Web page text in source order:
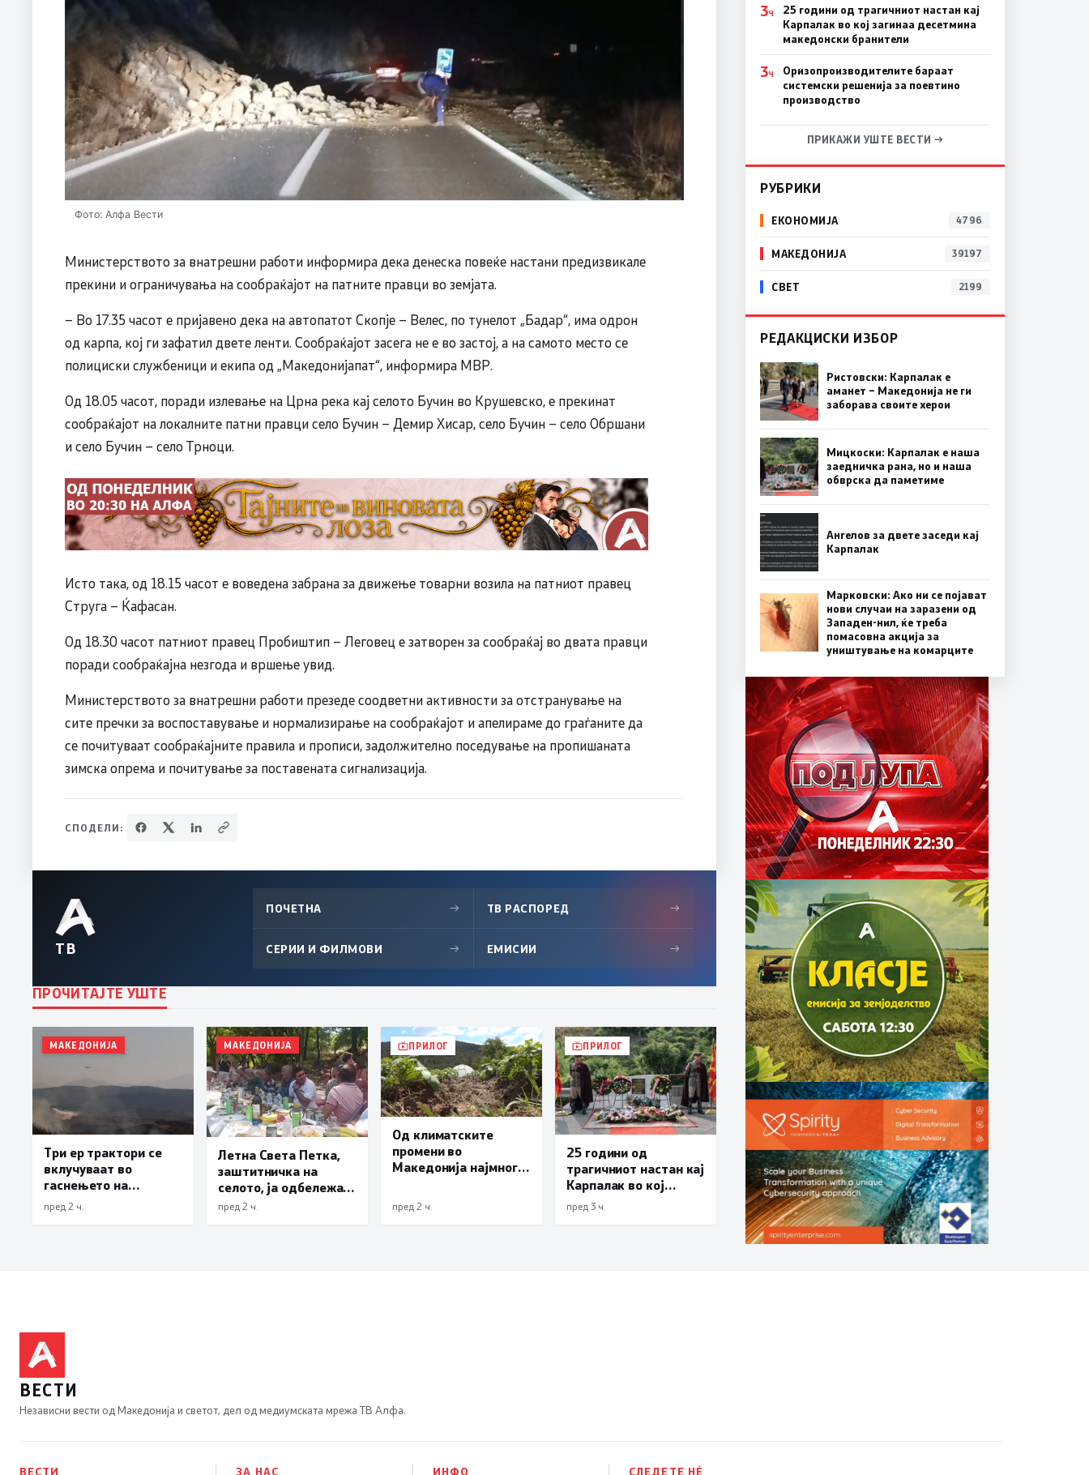
Фото: Алфа Вести
Министерството за внатрешни работи информира дека денеска повеќе настани предизвикале
прекини и ограничувања на сообраќајот на патните правци во земјата.
– Во 17.35 часот е пријавено дека на автопатот Скопје – Велес, по тунелот „Бадар“, има одрон
од карпа, кој ги зафатил двете ленти. Сообраќајот засега не е во застој, а на самото место се
полициски службеници и екипа од „Македонијапат“, информира МВР.
Од 18.05 часот, поради излевање на Црна река кај селото Бучин во Крушевско, е прекинат
сообраќајот на локалните патни правци село Бучин – Демир Хисар, село Бучин – село Обршани
и село Бучин – село Трноци.
Исто така, од 18.15 часот е воведена забрана за движење товарни возила на патниот правец
Струга – Ќафасан.
Од 18.30 часот патниот правец Пробиштип – Леговец е затворен за сообраќај во двата правци
поради сообраќајна незгода и вршење увид.
Министерството за внатрешни работи презеде соодветни активности за отстранување на
сите пречки за воспоставување и нормализирање на сообраќајот и апелираме до граѓаните да
се почитуваат сообраќајните правила и прописи, задолжително поседување на пропишаната
зимска опрема и почитување за поставената сигнализација.
СПОДЕЛИ:
ТВ
ПОЧЕТНА → ТВ РАСПОРЕД →
СЕРИИ И ФИЛМОВИ → ЕМИСИИ →
ПРОЧИТАЈТЕ УШТЕ
МАКЕДОНИЈА
Три ер трактори се
вклучуваат во
гаснењето на
пожарот во Сопиште
пред 2 ч.
МАКЕДОНИЈА
Летна Света Петка,
заштитничка на
селото, ја одбележаа
Македонците во село
пред 2 ч.
ПРИЛОГ
Од климатските
промени во
Македонија најмногу
земјоделството
пред 2 ч.
ПРИЛОГ
25 години од
трагичниот настан кај
Карпалак во кој
загинаа десетмина
македонски
пред 3 ч.
3Ч
25 години од трагичниот настан кај
Карпалак во кој загинаа десетмина
македонски бранители
3Ч
Оризопроизводителите бараат
системски решенија за поевтино
производство
ПРИКАЖИ УШТЕ ВЕСТИ →
РУБРИКИ
ЕКОНОМИЈА 4796
МАКЕДОНИЈА 39197
СВЕТ 2199
РЕДАКЦИСКИ ИЗБОР
Ристовски: Карпалак е
аманет – Македонија не ги
заборава своите херои
Мицкоски: Карпалак е наша
заедничка рана, но и наша
обврска да паметиме
Ангелов за двете заседи кај
Карпалак
Марковски: Ако ни се појават
нови случаи на заразени од
Западен-нил, ќе треба
помасовна акција за
уништување на комарците
ВЕСТИ
Независни вести од Македонија и светот, дел од медиумската мрежа ТВ Алфа.
ВЕСТИ ЗА НАС ИНФО СЛЕДЕТЕ НÉ